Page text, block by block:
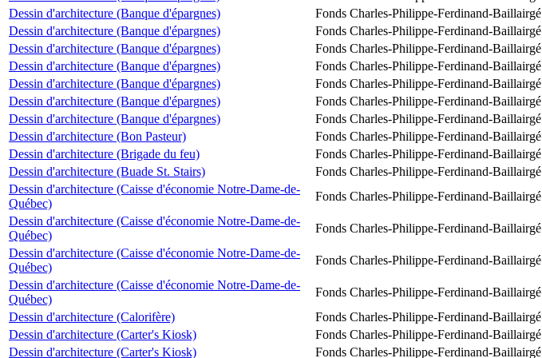
Dessin d'architecture (Banque d'épargnes)
Fonds Charles-Philippe-Ferdinand-Baillairgé
Dessin d'architecture (Banque d'épargnes)
Fonds Charles-Philippe-Ferdinand-Baillairgé
Dessin d'architecture (Banque d'épargnes)
Fonds Charles-Philippe-Ferdinand-Baillairgé
Dessin d'architecture (Banque d'épargnes)
Fonds Charles-Philippe-Ferdinand-Baillairgé
Dessin d'architecture (Banque d'épargnes)
Fonds Charles-Philippe-Ferdinand-Baillairgé
Dessin d'architecture (Banque d'épargnes)
Fonds Charles-Philippe-Ferdinand-Baillairgé
Dessin d'architecture (Banque d'épargnes)
Fonds Charles-Philippe-Ferdinand-Baillairgé
Dessin d'architecture (Bon Pasteur)
Fonds Charles-Philippe-Ferdinand-Baillairgé
Dessin d'architecture (Brigade du feu)
Fonds Charles-Philippe-Ferdinand-Baillairgé
Dessin d'architecture (Buade St. Stairs)
Fonds Charles-Philippe-Ferdinand-Baillairgé
Dessin d'architecture (Caisse d'économie Notre-Dame-de-
Québec)
Fonds Charles-Philippe-Ferdinand-Baillairgé
Dessin d'architecture (Caisse d'économie Notre-Dame-de-
Québec)
Fonds Charles-Philippe-Ferdinand-Baillairgé
Dessin d'architecture (Caisse d'économie Notre-Dame-de-
Québec)
Fonds Charles-Philippe-Ferdinand-Baillairgé
Dessin d'architecture (Caisse d'économie Notre-Dame-de-
Québec)
Fonds Charles-Philippe-Ferdinand-Baillairgé
Dessin d'architecture (Calorifère)
Fonds Charles-Philippe-Ferdinand-Baillairgé
Dessin d'architecture (Carter's Kiosk)
Fonds Charles-Philippe-Ferdinand-Baillairgé
Dessin d'architecture (Carter's Kiosk)
Fonds Charles-Philippe-Ferdinand-Baillairgé